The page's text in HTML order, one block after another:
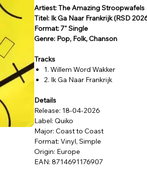
Artiest: The Amazing Stroopwafels
Titel: Ik Ga Naar Frankrijk (RSD
Format: 7" Single
Genre: Pop, Folk, Chanson
Tracks
1. Willem Word Wakker
2. Ik Ga Naar Frankrijk
Details
Release: 18-04-2026
Label: Quiko
Major: Coast to Coast
Format: Vinyl, Simple
Origin: Europe
EAN: 8714691176907